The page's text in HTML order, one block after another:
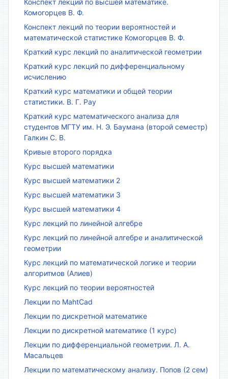
Конспект лекций по высшей математике.
Комогорцев В. Ф.
Конспект лекций по теории вероятностей и
математической статистике Комогорцев В. Ф.
Краткий курс лекций по аналитической геометрии
Краткий курс лекций по дифференциальному
исчислению
Краткий курс математики и общей теории
статистики. В. Г. Рау
Краткий курс математического анализа для
студентов МГТУ им. Н. Э. Баумана (второй семестр)
Галкин С. В.
Кривые второго порядка
Курс высшей математики
Курс высшей математики 2
Курс высшей математики 3
Курс высшей математики 4
Курс лекций по линейной алгебре
Курс лекций по линейной алгебре и аналитической
геометрии
Курс лекций по математической логике и теории
алгоритмов (Алиев)
Курс лекций по теории вероятностей
Лекции по MahtCad
Лекции по дискретной математике
Лекции по дискретной математике (1 курс)
Лекции по дифференциальной геометрии. Л. А.
Масальцев
Лекции по математическому анализу. Попов (2 сем)